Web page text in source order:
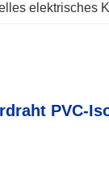
elektrisches
PVC-